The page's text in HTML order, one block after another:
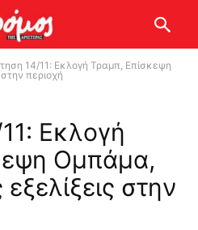
14/11: Εκλογή Τραμπ, Επίσκεψη
περιοχή
Εκλογή
Ομπάμα,
στην